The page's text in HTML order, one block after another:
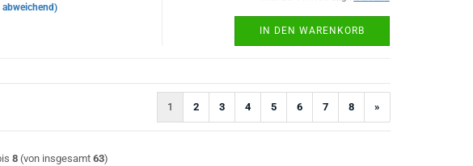
IN DEN WARENKORB
1 2 3 4 5 6 7 8 »
8(von insgesamt 63)